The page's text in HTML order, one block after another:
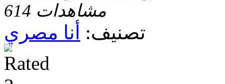
614 مشاهدات
تصنيف: أنا مصري